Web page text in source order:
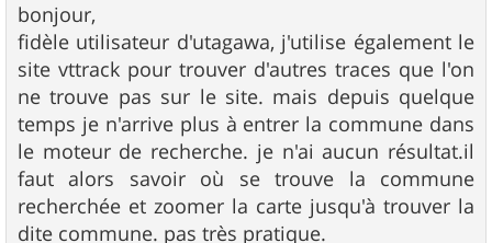
s
s
a
g
e
bonjour,
fidèle utilisateur d'utagawa, j'utilise également le
site vttrack pour trouver d'autres traces que l'on
ne trouve pas sur le site. mais depuis quelque
temps je n'arrive plus à entrer la commune dans
le moteur de recherche. je n'ai aucun résultat.il
faut alors savoir où se trouve la commune
recherchée et zoomer la carte jusqu'à trouver la
dite commune. pas très pratique.